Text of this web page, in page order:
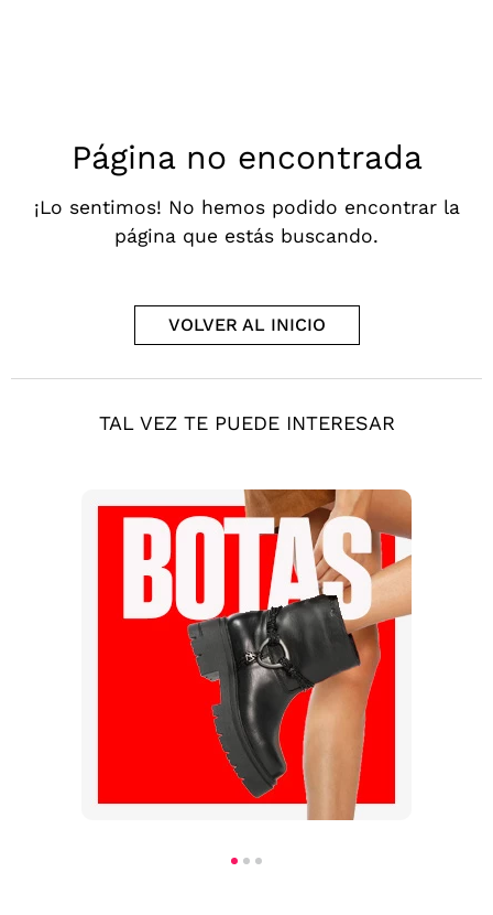
Página no encontrada
¡Lo sentimos! No hemos podido encontrar la
página que estás buscando.
VOLVER AL INICIO
TAL VEZ TE PUEDE INTERESAR